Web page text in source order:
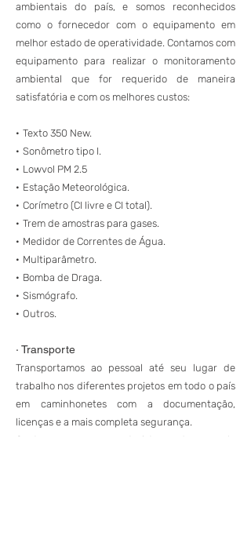
ambientais do país, e somos reconhecidos
como o fornecedor com o equipamento em
melhor estado de operatividade. Contamos com
equipamento para realizar o monitoramento
ambiental que for requerido de maneira
satisfatória e com os melhores custos:
· Texto 350 New.
· Sonômetro tipo I.
· Lowvol PM 2.5
· Estação Meteorológica.
· Corímetro (CI livre e CI total).
· Trem de amostras para gases.
· Medidor de Correntes de Água.
· Multiparâmetro.
· Bomba de Draga.
· Sismógrafo.
· Outros.
· Transporte
Transportamos ao pessoal até seu lugar de
trabalho nos diferentes projetos em todo o país
em caminhonetes com a documentação,
licenças e a mais completa segurança.
Contamos com motoristas de ampla